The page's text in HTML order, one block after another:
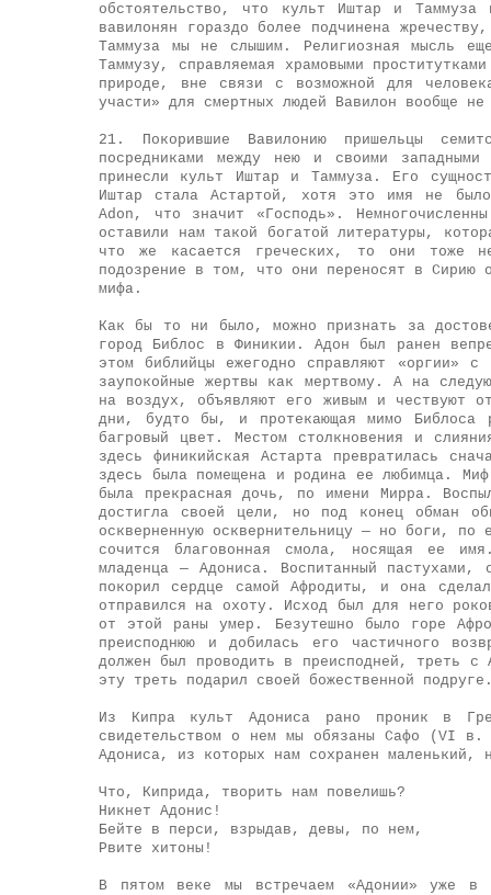
обстоятельство, что культ Иштар и
вавилонян гораздо более подчинена
Таммуза мы не слышим. Религиозная мысль
Таммузу, справляемая храмовыми
природе, вне связи с возможной для
участи» для смертных людей Вавилон вообще не
21. Покорившие Вавилонию пришельцы
посредниками между нею и своими
принесли культ Иштар и Таммуза. Его
Иштар стала Астартой, хотя это имя не
Adon, что значит «Господь».
оставили нам такой богатой литературы,
что же касается греческих, то они тоже
подозрение в том, что они переносят в Сирию
мифа.
Как бы то ни было, можно признать за
город Библос в Финикии. Адон был ранен
этом библийцы ежегодно справляют «оргии»
заупокойные жертвы как мертвому. А на
на воздух, объявляют его живым и чествуют
дни, будто бы, и протекающая мимо Библоса
багровый цвет. Местом столкновения и
здесь финикийская Астарта превратилась
здесь была помещена и родина ее любимца.
была прекрасная дочь, по имени Мирра.
достигла своей цели, но под конец обман
оскверненную осквернительницу — но боги,
сочится благовонная смола, носящая ее
младенца — Адониса. Воспитанный
покорил сердце самой Афродиты, и она
отправился на охоту. Исход был для него
от этой раны умер. Безутешно было горе
преисподнюю и добилась его частичного
должен был проводить в преисподней, треть
эту треть подарил своей божественной
Из Кипра культ Адониса рано проник в
свидетельством о нем мы обязаны Сафо (VI
Адониса, из которых нам сохранен
Что, Киприда, творить нам повелишь?
Никнет Адонис!
Бейте в перси, взрыдав, девы, по нем,
Рвите хитоны!
В пятом веке мы встречаем «Адонии» уже в